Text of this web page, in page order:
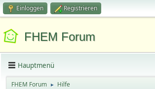
Einloggen Registrieren
FHEM Forum
Hauptmenü
FHEM Forum ► Hilfe